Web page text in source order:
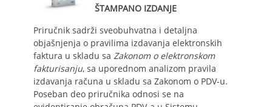
ŠTAMPANO IZDANJE
Priručnik sadrži sveobuhvatna i detaljna
objašnjenja o pravilima izdavanja elektronskih
faktura u skladu sa Zakonom o elektronskom
fakturisanju, sa uporednom analizom pravila
izdavanja računa u skladu sa Zakonom o PDV-u.
Poseban deo priručnika odnosi se na